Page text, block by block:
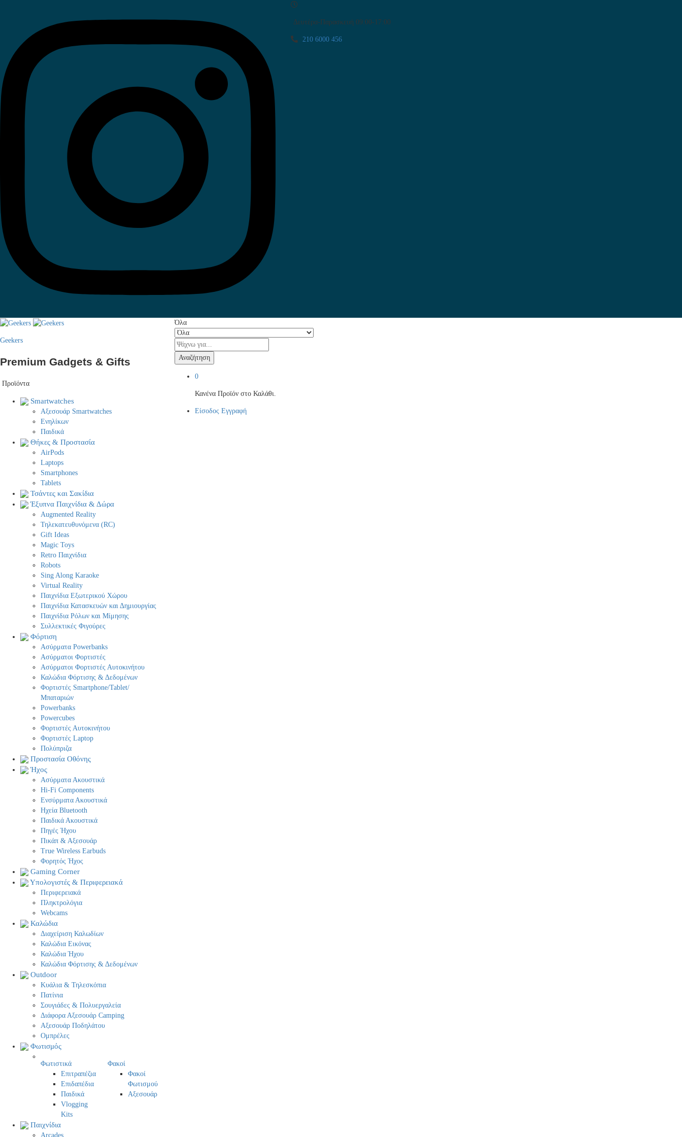
Δευτέρα-Παρασκευή 09:00-17:00
210 6000 456
Geekers
Premium Gadgets & Gifts
Προϊόντα
Smartwatches
Αξεσουάρ Smartwatches
Ενηλίκων
Παιδικά
Θήκες & Προστασία
AirPods
Laptops
Smartphones
Tablets
Τσάντες και Σακίδια
Έξυπνα Παιχνίδια & Δώρα
Augmented Reality
Τηλεκατευθυνόμενα (RC)
Gift Ideas
Magic Toys
Retro Παιχνίδια
Robots
Sing Along Karaoke
Virtual Reality
Παιχνίδια Εξωτερικού Χώρου
Παιχνίδια Κατασκευών και Δημιουργίας
Παιχνίδια Ρόλων και Μίμησης
Συλλεκτικές Φιγούρες
Φόρτιση
Ασύρματα Powerbanks
Aσύρματοι Φορτιστές
Ασύρματοι Φορτιστές Αυτοκινήτου
Καλώδια Φόρτισης & Δεδομένων
Φορτιστές Smartphone/Tablet/
Μπαταριών
Powerbanks
Powercubes
Φορτιστές Αυτοκινήτου
Φορτιστές Laptop
Πολύπριζα
Προστασία Οθόνης
Ήχος
Ασύρματα Ακουστικά
Hi-Fi Components
Ενσύρματα Ακουστικά
Ηχεία Bluetooth
Παιδικά Ακουστικά
Πηγές Ήχου
Πικάπ & Αξεσουάρ
Τrue Wireless Earbuds
Φορητός Ήχος
Gaming Corner
Υπολογιστές & Περιφερειακά
Περιφερειακά
Πληκτρολόγια
Webcams
Καλώδια
Διαχείριση Καλωδίων
Καλώδια Εικόνας
Καλώδια Ήχου
Καλώδια Φόρτισης & Δεδομένων
Outdoor
Κυάλια & Τηλεσκόπια
Πατίνια
Σουγιάδες & Πολυεργαλεία
Διάφορα Αξεσουάρ Camping
Αξεσουάρ Ποδηλάτου
Ομπρέλες
Φωτισμός
Φωτιστικά
Επιτραπέζια
Επιδαπέδια
Παιδικά
Vlogging
Kits
Φακοί
Φακοί
Φωτισμού
Αξεσουάρ
Παιχνίδια
Arcades
Όλα
Αναζήτηση
0
Κανένα Προϊόν στο Καλάθι.
Είσοδος Εγγραφή